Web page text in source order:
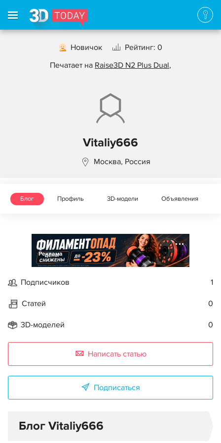
Новичок
Рейтинг: 0
Печатает на Raise3D N2 Plus Dual,
Vitaliy666
Москва, Россия
Блог Профиль 3D-модели Объявления
Реклама
Подписчиков 1
Статей 0
3D-моделей 0
Написать статью
Подписаться
Блог Vitaliy666